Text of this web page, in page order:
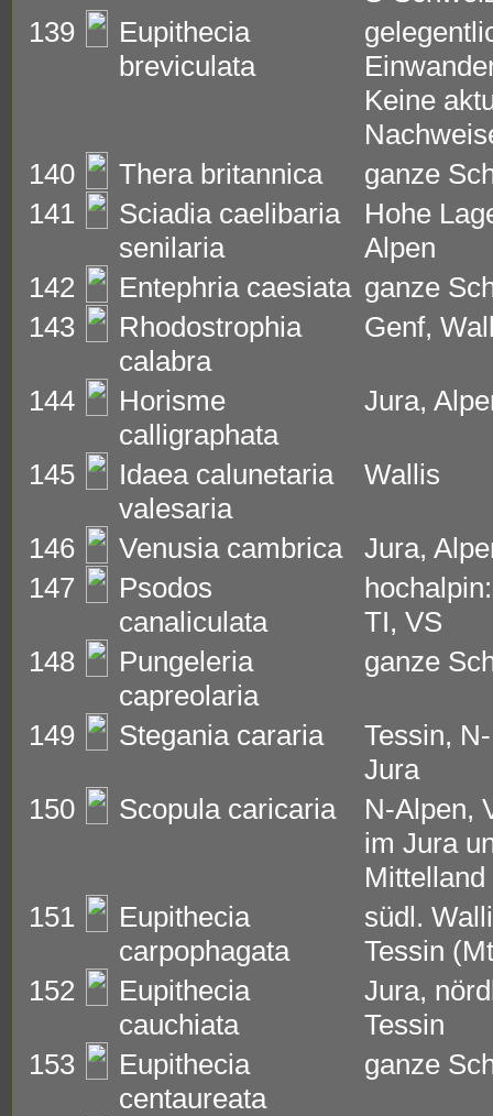
139
Eupithecia
breviculata
Keine
140
Thera britannica
ganze
141
Sciadia caelibaria
senilaria
Hohe
Alpen
142
Entephria caesiata ganze
143
Rhodostrophia
calabra
Genf,
144
Horisme
calligraphata
Jura,
145
Idaea calunetaria
valesaria
Wallis
146 Venusia cambrica
Jura,
147
Psodos
canaliculata
TI, VS
148
Pungeleria
capreolaria
ganze
149 Stegania cararia
Tessin,
Jura
150
Scopula caricaria
N-Alpen,
im Jura
Mittelland
151
Eupithecia
carpophagata
südl.
Tessin
152
Eupithecia
cauchiata
Jura,
Tessin
153
Eupithecia
centaureata
ganze